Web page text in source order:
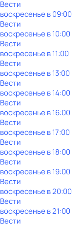
Вести
воскресенье в09:00
Вести
воскресенье в10:00
Вести
воскресенье в11:00
Вести
воскресенье в13:00
Вести
воскресенье в14:00
Вести
воскресенье в16:00
Вести
воскресенье в17:00
Вести
воскресенье в18:00
Вести
воскресенье в19:00
Вести
воскресенье в20:00
Вести
воскресенье в21:00
Вести